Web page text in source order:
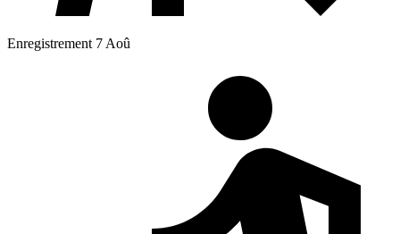
Enregistrement 7 Aoû